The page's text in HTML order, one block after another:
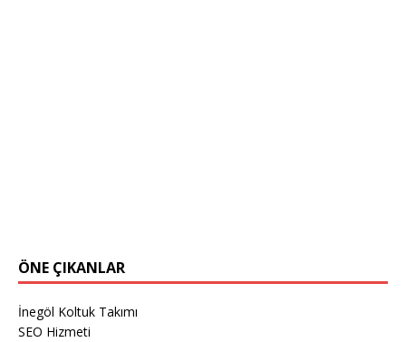
ÖNE ÇIKANLAR
İnegöl Koltuk Takımı
SEO Hizmeti